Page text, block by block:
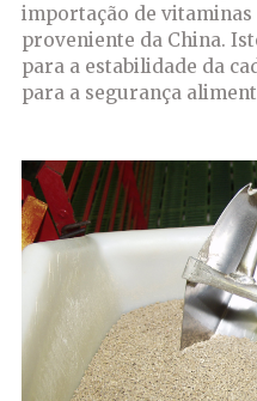
importação de
proveniente da China.
para a estabilidade da
para a segurança